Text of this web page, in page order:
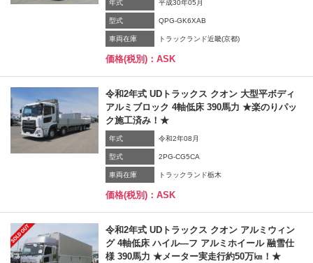
年式 平成30年05月
型式 QPG-GK6XAB
車両在庫 トラックランド近畿(京都)
価格(税別)：ASK
令和2年式 UDトラックス クオン 大型平ボディ
アルミブロック 4軸低床 390馬力 ★楽のりパッ
ク施工済み！★
年式 令和2年08月
型式 2PG-CG5CA
車両在庫 トラックランド栃木
価格(税別)：ASK
令和2年式 UDトラックス クオン アルミウィン
グ 4軸低床 ハイル―フ アルミホイール 融雪仕
様 390馬力 ★メーター実走行約50万㎞！★